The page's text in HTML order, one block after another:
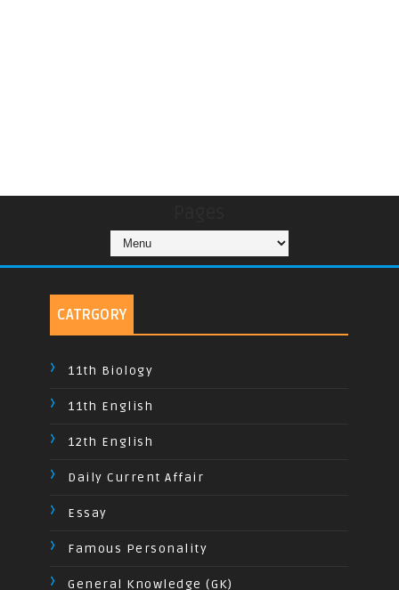
CATRGORY
11th Biology
11th English
12th English
Daily Current Affair
Essay
Famous Personality
General Knowledge (GK)